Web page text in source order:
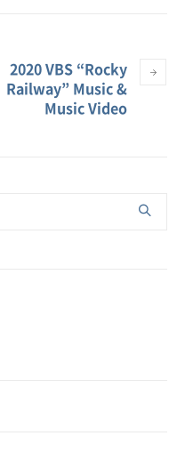
2020 VBS “Rocky
Railway” Music &
Music Video